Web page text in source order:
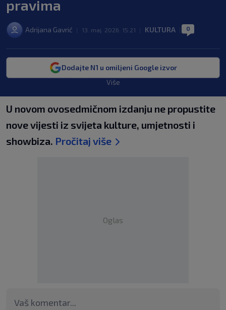
pravima
Adrijana Gavrić 13. maj. 2026. 15:21 KULTURA 0
Dodajte N1 u omiljeni Google izvor
Više
U novom ovosedmičnom izdanju ne propustite
nove vijesti iz svijeta kulture, umjetnosti i
showbiza. Pročitaj više
Oglas